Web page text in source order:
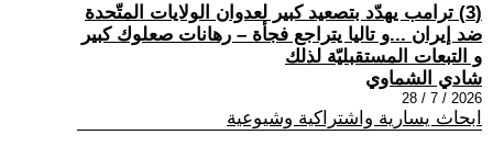
(3) ترامب يهدّد بتصعيد كبير لعدوان الولايات المتّحدة
ضد إيران ...و تاليا يتراجع فجأة – رهانات صعلوك كبير
و التبعات المستقبليّة لذلك
شادي الشماوي
2026 / 7 / 28
ابحاث يسارية واشتراكية وشيوعية